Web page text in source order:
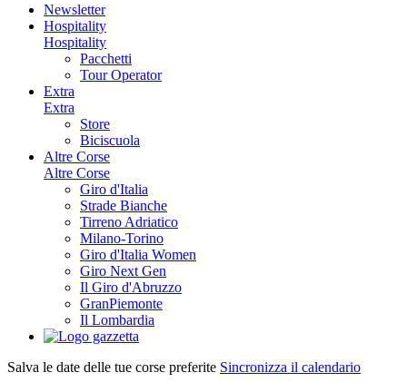
Newsletter
Hospitality
Hospitality
Pacchetti
Tour Operator
Extra
Extra
Store
Biciscuola
Altre Corse
Altre Corse
Giro d'Italia
Strade Bianche
Tirreno Adriatico
Milano-Torino
Giro d'Italia Women
Giro Next Gen
Il Giro d'Abruzzo
GranPiemonte
Il Lombardia
Salva le date delle tue corse preferite Sincronizza il calendario